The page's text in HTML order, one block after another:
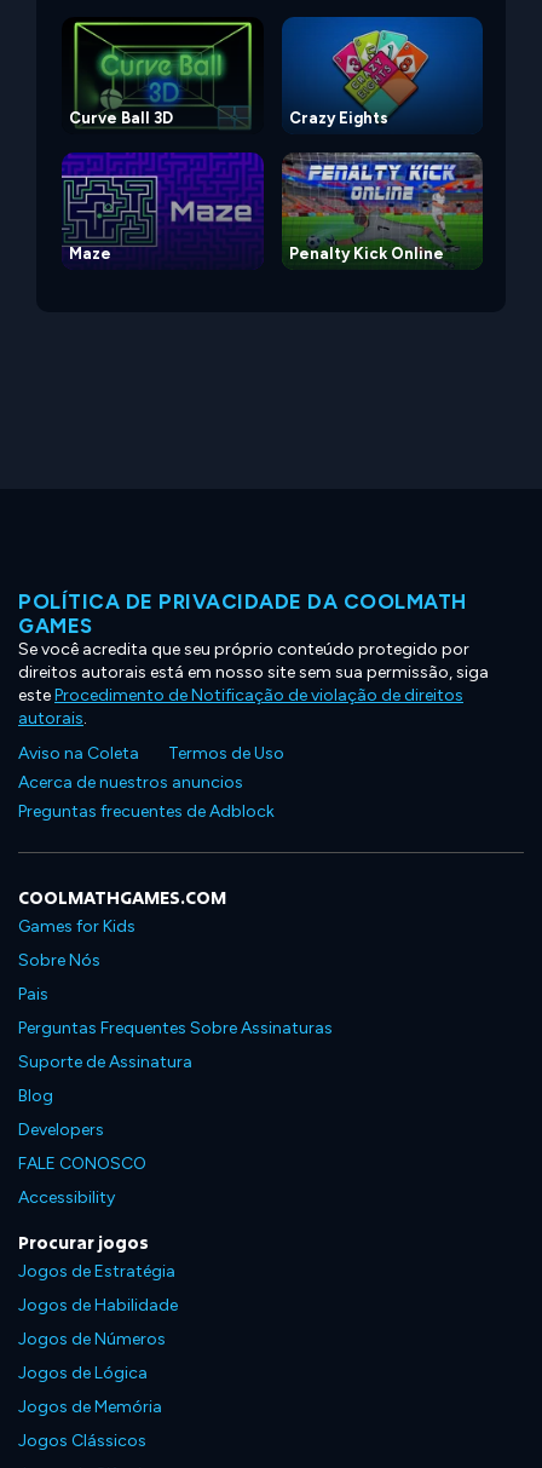
Curve Ball 3D Crazy Eights
Maze Penalty Kick Online
POLÍTICA DE PRIVACIDADE DA COOLMATH
GAMES
Se você acredita que seu próprio conteúdo protegido por
direitos autorais está em nosso site sem sua permissão, siga
esteProcedimento de Notificação de violação de direitos
autorais.
Aviso na Coleta
Termos de Uso
Acerca de nuestros anuncios
Preguntas frecuentes de Adblock
COOLMATHGAMES.COM
Games for Kids
Sobre Nós
Pais
Perguntas Frequentes Sobre Assinaturas
Suporte de Assinatura
Blog
Developers
FALE CONOSCO
Accessibility
Procurar jogos
Jogos de Estratégia
Jogos de Habilidade
Jogos de Números
Jogos de Lógica
Jogos de Memória
Jogos Clássicos